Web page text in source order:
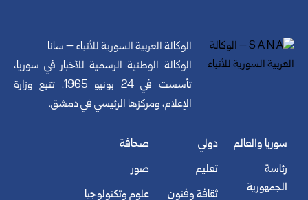
الوكالة العربية السورية للأنباء – سانا
الوكالة الوطنية الرسمية للأخبار في سوريا،
تأسست في 24 يونيو 1965. تتبع وزارة
الإعلام، ومركزها الرئيسي في دمشق.
سوريا والعالم
رئاسة
الجمهورية
دولي
تعليم
ثقافة وفنون
صحافة
صور
علوم وتكنولوجيا